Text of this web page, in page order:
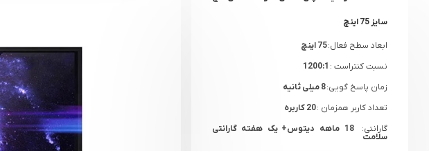
سایز 75 اینچ
ابعاد سطح فعال:75 اینچ
نسبت کنتراست :
زمان پاسخ گویی:8 میلی ثانیه
تعداد کاربر همزمان :
گارانتی:
18 ماهه دیتوس+ یک هفته گارانتی
سلامت